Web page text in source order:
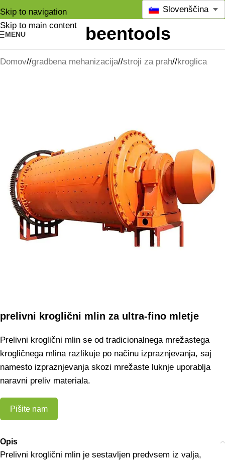
Skip to navigation
Skip to main content
MENU
Slovenščina
Domov/ gradbena mehanizacija/ stroji za prah/ kroglica
prelivni kroglični mlin za ultra-fino mletje
Prelivni kroglični mlin se od tradicionalnega mrežastega
krogličnega mlina razlikuje po načinu izpraznjevanja, saj
namesto izpraznjevanja skozi mrežaste luknje uporablja
naravni preliv materiala.
Pišite nam
Opis
Prelivni kroglični mlin je sestavljen predvsem iz valja,